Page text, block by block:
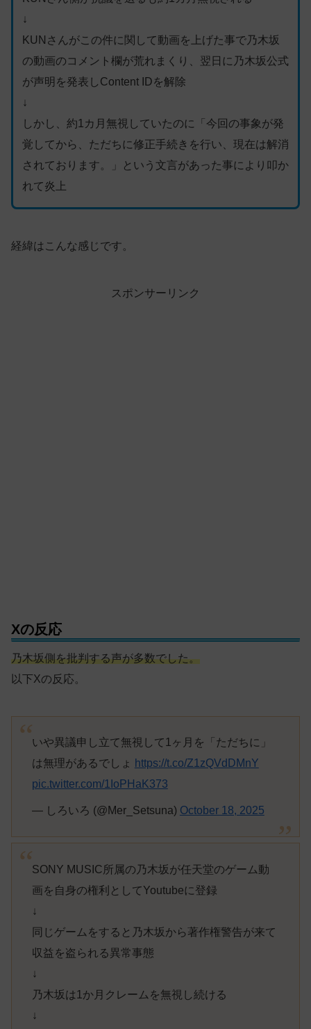
↓
KUNさんがこの件に関して動画を上げた事で乃木坂
の動画のコメント欄が荒れまくり、翌日に乃木坂公式
が声明を発表しContent IDを解除
↓
しかし、約1カ月無視していたのに「今回の事象が発
覚してから、ただちに修正手続きを行い、現在は解消
されております。」という文言があった事により叩か
れて炎上
経緯はこんな感じです。
スポンサーリンク
Xの反応
乃木坂側を批判する声が多数でした。
以下Xの反応。
いや異議申し立て無視して1ヶ月を「ただちに」
は無理があるでしょ
https://t.co/Z1zQVdDMnY
pic.twitter.com/1IoPHaK373
— しろいろ (@Mer_Setsuna) October 18, 2025
SONY MUSIC所属の乃木坂が任天堂のゲーム動
画を自身の権利としてYoutubeに登録
↓
同じゲームをすると乃木坂から著作権警告が来て
収益を盗られる異常事態
↓
乃木坂は1か月クレームを無視し続ける
↓